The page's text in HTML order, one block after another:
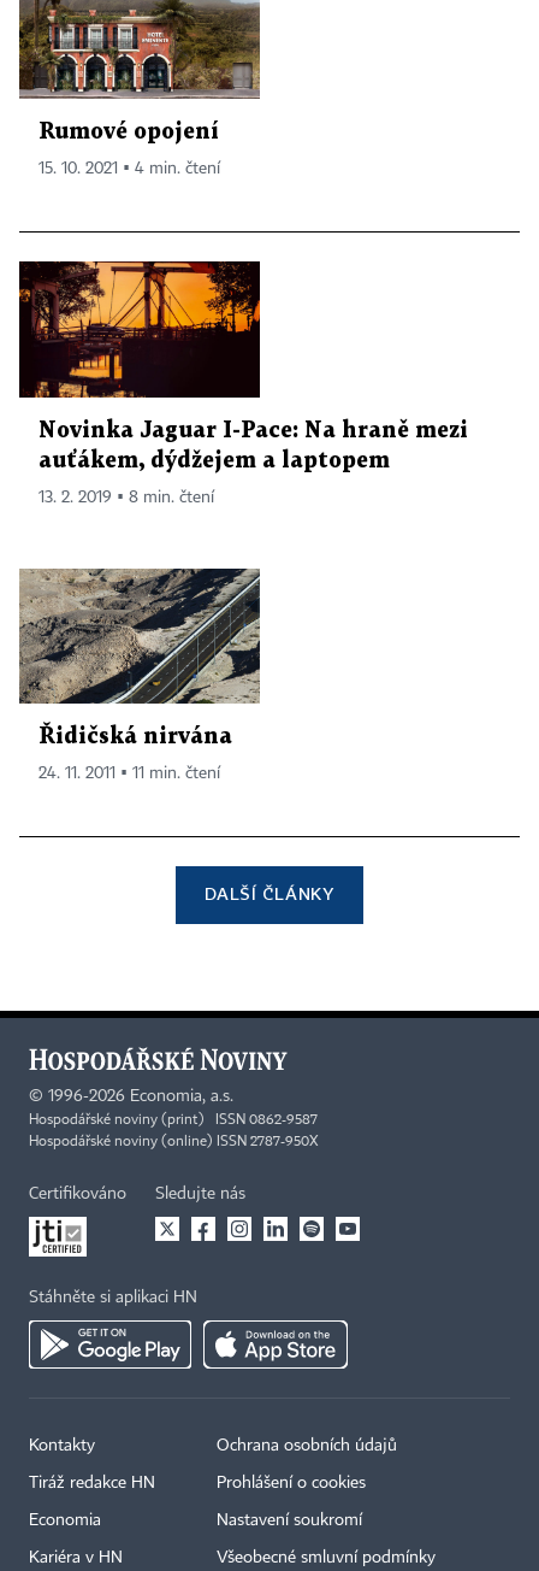
Rumové opojení
15. 10. 2021 ▪ 4 min. čtení
Novinka Jaguar I-Pace: Na hraně mezi
auťákem, dýdžejem a laptopem
13. 2. 2019 ▪ 8 min. čtení
Řidičská nirvána
24. 11. 2011 ▪ 11 min. čtení
DALŠÍ ČLÁNKY
© 1996-2026 Economia, a.s.
Hospodářské noviny (print) ISSN 0862-9587
Hospodářské noviny (online) ISSN 2787-950X
Certifikováno Sledujte nás
Stáhněte si aplikaci HN
Kontakty
Tiráž redakce HN
Economia
Kariéra v HN
Ochrana osobních údajů
Prohlášení o cookies
Nastavení soukromí
Všeobecné smluvní podmínky